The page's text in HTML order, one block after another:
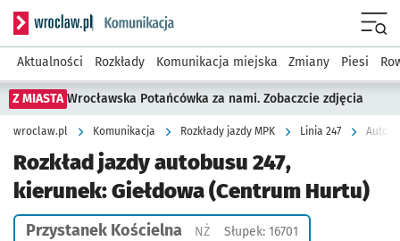
Serwis informacyjny wroclaw.pl podserwis: Komunikacja
Aktualności Rozkłady Komunikacja miejska Zmiany Piesi
Z MIASTA Wrocławska Potańcówka za nami. Zobaczcie zdjęcia
wroclaw.pl Komunikacja Rozkłady jazdy MPK Linia 247
Rozkład jazdy autobusu 247,
kierunek: Giełdowa (Centrum Hurtu)
Przystanek Kościelna NŻPrzystanek na życzenie
Słupek: 16701